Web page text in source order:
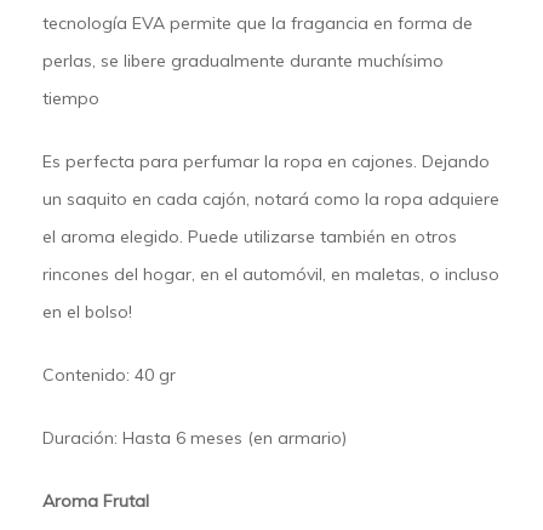
tecnología EVA permite que la fragancia en forma de
perlas, se libere gradualmente durante muchísimo
tiempo
Es perfecta para perfumar la ropa en cajones. Dejando
un saquito en cada cajón, notará como la ropa adquiere
el aroma elegido. Puede utilizarse también en otros
rincones del hogar, en el automóvil, en maletas, o incluso
en el bolso!
Contenido: 40 gr
Duración: Hasta 6 meses (en armario)
Aroma Frutal